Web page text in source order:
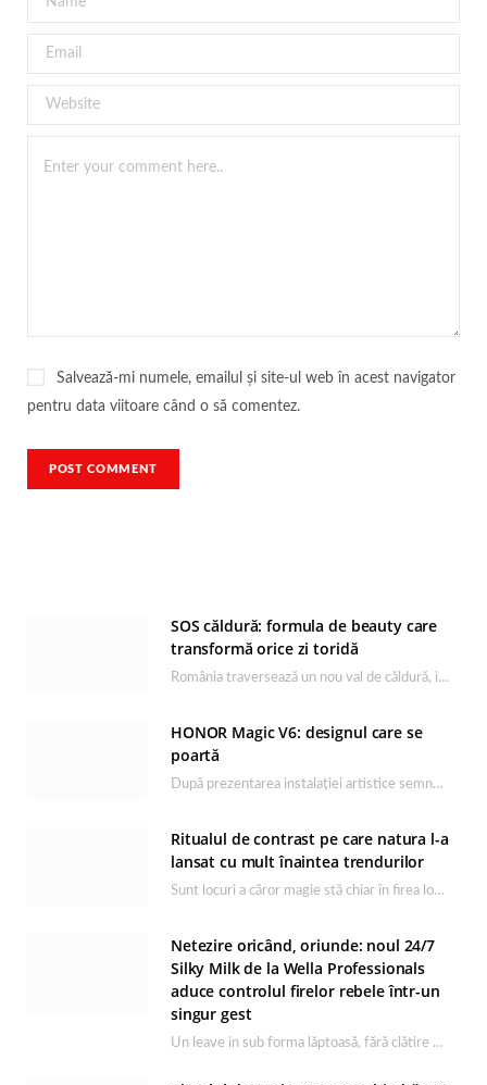
Salvează-mi numele, emailul și site-ul web în acest navigator
pentru data viitoare când o să comentez.
SOS căldură: formula de beauty care
transformă orice zi toridă
România traversează un nou val de căldură, iar rutina de îngrijire capătă un rol esențial…
HONOR Magic V6: designul care se
poartă
După prezentarea instalației artistice semnată de Catrinel Săbăciag în cadrul evenimentului de lansare HONOR Magic…
Ritualul de contrast pe care natura l-a
lansat cu mult înaintea trendurilor
Sunt locuri a căror magie stă chiar în firea lor naturală, iar Lacul Ursu din…
Netezire oricând, oriunde: noul 24/7
Silky Milk de la Wella Professionals
aduce controlul firelor rebele într-un
singur gest
Un leave in sub forma lăptoasă, fără clătire care completează rutina Ultimate Smooth și transformă…